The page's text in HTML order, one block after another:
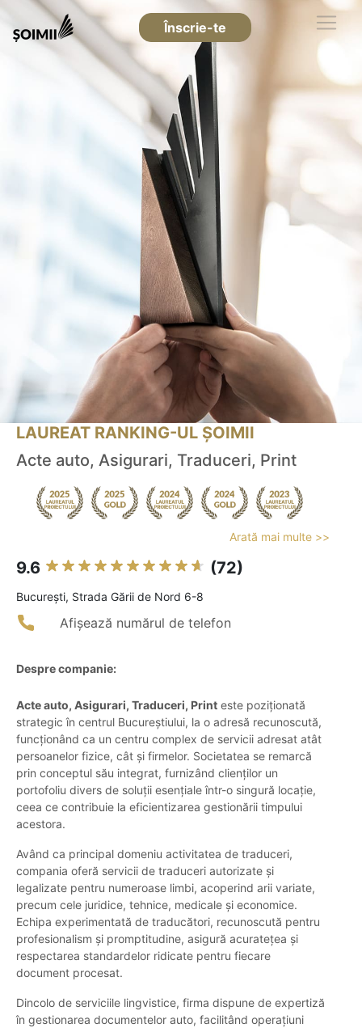
Înscrie-te
LAUREAT RANKING-UL ȘOIMII
Acte auto, Asigurari, Traduceri, Print
Arată mai multe >>
9.6 (72)
Bucureşti, Strada Gării de Nord 6-8
Afișează numărul de telefon
Despre companie:
Acte auto, Asigurari, Traduceri, Print este poziționată
strategic în centrul Bucureștiului, la o adresă recunoscută,
funcționând ca un centru complex de servicii adresat atât
persoanelor fizice, cât și firmelor. Societatea se remarcă
prin conceptul său integrat, furnizând clienților un
portofoliu divers de soluții esențiale într-o singură locație,
ceea ce contribuie la eficientizarea gestionării timpului
acestora.
Având ca principal domeniu activitatea de traduceri,
compania oferă servicii de traduceri autorizate și
legalizate pentru numeroase limbi, acoperind arii variate,
precum cele juridice, tehnice, medicale și economice.
Echipa experimentată de traducători, recunoscută pentru
profesionalism și promptitudine, asigură acuratețea și
respectarea standardelor ridicate pentru fiecare
document procesat.
Dincolo de serviciile lingvistice, firma dispune de expertiză
în gestionarea documentelor auto, facilitând operațiuni